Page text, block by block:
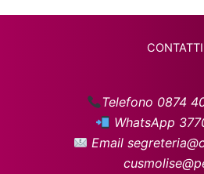
CONTATTI
Telefono 0874
WhatsApp
Email